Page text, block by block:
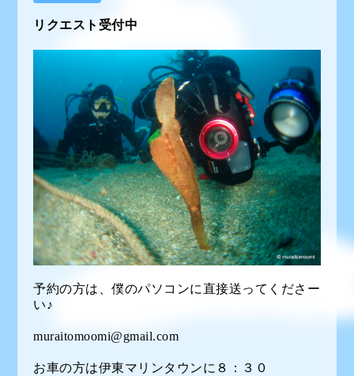
リクエスト受付中
予約の方は、僕のパソコンに直接送ってくださー
い♪
muraitomoomi@gmail.com
お車の方は伊東マリンタウンに８：３０